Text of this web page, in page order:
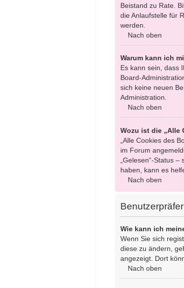
Beistand zu Rate.
die Anlaufstelle für
werden.
Nach oben
Warum kann ich
Es kann sein, dass
Board-
sich keine neuen
Administration.
Nach oben
Wozu ist die „Alle
„Alle Cookies des
im Forum
„Gelesen“-Status
haben, kann es
Nach oben
Wie kann ich
Wenn Sie sich
diese zu ändern,
angezeigt. Dort
Nach oben